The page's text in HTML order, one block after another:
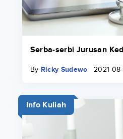
Serba-serbi Jurusan
By Ricky Sudewo 2021-
Info Kuliah